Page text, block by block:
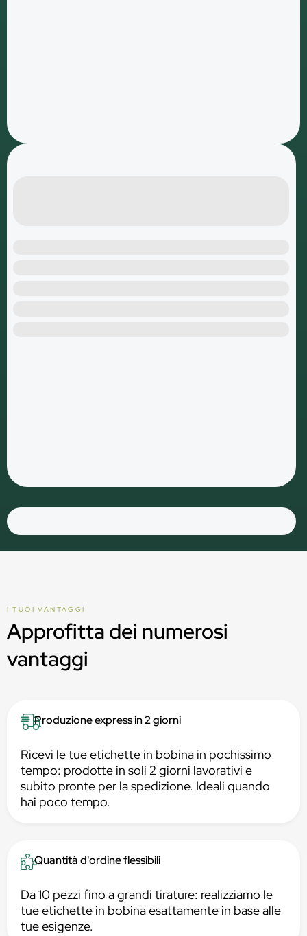
I TUOI VANTAGGI
Approfitta dei numerosi
vantaggi
Produzione express in 2 giorni
Ricevi le tue etichette in bobina in pochissimo
tempo: prodotte in soli 2 giorni lavorativi e
subito pronte per la spedizione. Ideali quando
hai poco tempo.
Quantità d'ordine flessibili
Da 10 pezzi fino a grandi tirature: realizziamo le
tue etichette in bobina esattamente in base alle
tue esigenze.